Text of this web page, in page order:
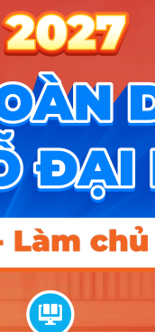
STT Tên ngành
1 Ngôn ngữ Anh
2 Quản trị kinh doanh
3 Tài chính – Ngân hàng
Luật
6 Khoa học dữ liệu
7 Khoa học máy tính